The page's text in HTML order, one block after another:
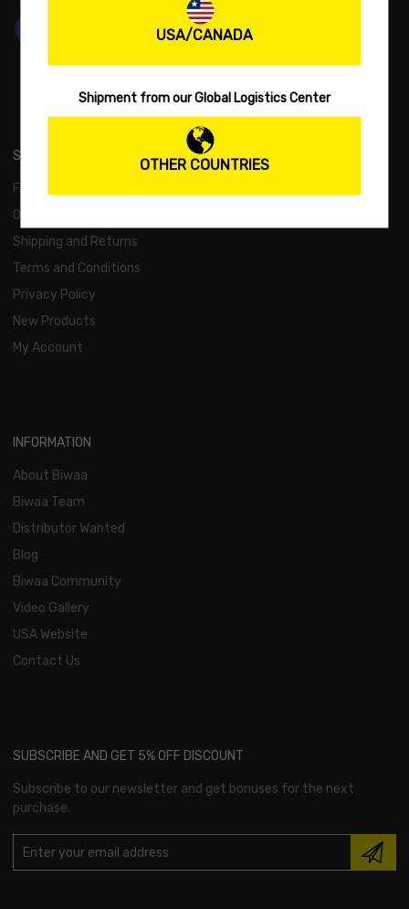
SUPPORT
FAQs
Order and Payment
Shipping and Returns
Terms and Conditions
Privacy Policy
New Products
My Account
INFORMATION
About Biwaa
Biwaa Team
Distributor Wanted
Blog
Biwaa Community
Video Gallery
USA Website
Contact Us
SUBSCRIBE AND GET 5% OFF DISCOUNT
Subscribe to our newsletter and get bonuses for the next
purchase.
USA/CANADA
Shipment from our Global Logistics Center
OTHER COUNTRIES